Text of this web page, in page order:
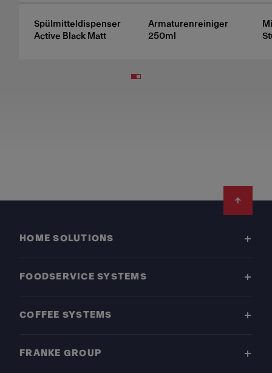
Spülmitteldispenser
Active Black Matt
Armaturenreiniger
250ml
HOME SOLUTIONS
FOODSERVICE SYSTEMS
COFFEE SYSTEMS
FRANKE GROUP